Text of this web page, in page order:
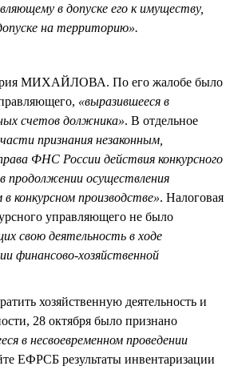
в допуске его к имуществу,
на территорию».
МИХАЙЛОВА. По его жалобе было
«выразившееся в
счетов должника». В отдельное
признания незаконным,
ФНС России действия конкурсного
продолжении осуществления
конкурсном производстве». Налоговая
управляющего не было
свою деятельность в ходе
финансово-хозяйственной
хозяйственную деятельность и
28 октября было признано
в несвоевременном проведении
ЕФРСБ результаты инвентаризации